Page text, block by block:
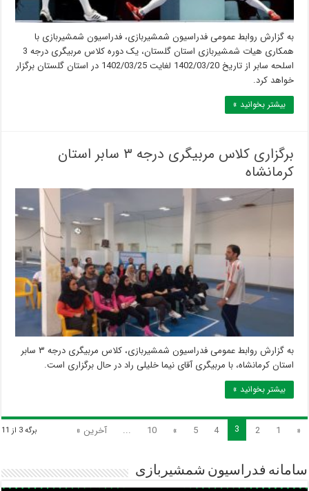
به گزارش روابط عمومی فدراسیون شمشیربازی، فدراسیون شمشیربازی با
همکاری هیات شمشیربازی استان گلستان، یک دوره کلاس مربیگری درجه 3
اسلحه سابر از تاریخ 1402/03/20 لغایت 1402/03/25 در استان گلستان برگزار
خواهد کرد.
بیشتر بخوانید »
برگزاری کلاس مربیگری درجه ۳ سابر استان
کرمانشاه
به گزارش روابط عمومی فدراسیون شمشیربازی، کلاس مربیگری درجه ۳ سابر
استان کرمانشاه، با مربیگری آقای نیما خلیلی راد در حال برگزاری است.
بیشتر بخوانید »
برگه 3 از 11 «
1
2
3
4
5
»
10
... آخرین »
سامانه فدراسیون شمشیربازی